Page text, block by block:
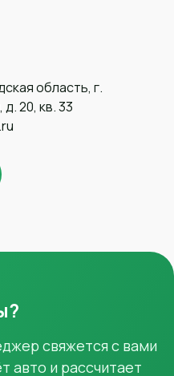
область, г.
20, кв. 33
свяжется с вами
авто и рассчитает